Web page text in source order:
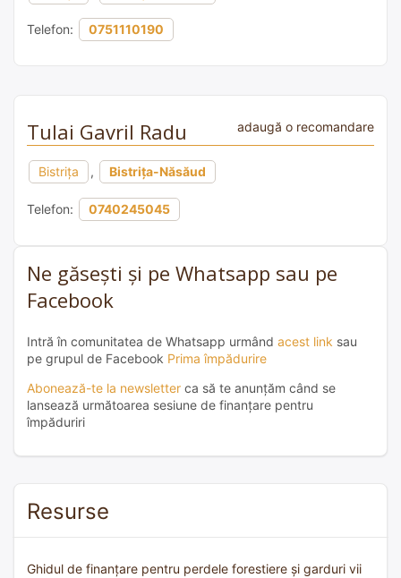
Telefon: 0751110190
Tulai Gavril Radu adaugă o recomandare
Bistrița , Bistrița-Năsăud
Telefon: 0740245045
Ne găsești și pe Whatsapp sau pe
Facebook
Intră în comunitatea de Whatsapp urmând acest link sau
pe grupul de Facebook Prima împădurire
Abonează-te la newsletter ca să te anunțăm când se
lansează următoarea sesiune de finanțare pentru
împăduriri
Resurse
Ghidul de finanțare pentru perdele forestiere și garduri vii